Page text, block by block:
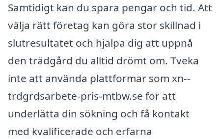
Samtidigt kan du spara pengar och tid. Att
välja rätt företag kan göra stor skillnad i
slutresultatet och hjälpa dig att uppnå
den trädgård du alltid drömt om. Tveka
inte att använda plattformar som xn--
trdgrdsarbete-pris-mtbw.se för att
underlätta din sökning och få kontakt
med kvalificerade och erfarna